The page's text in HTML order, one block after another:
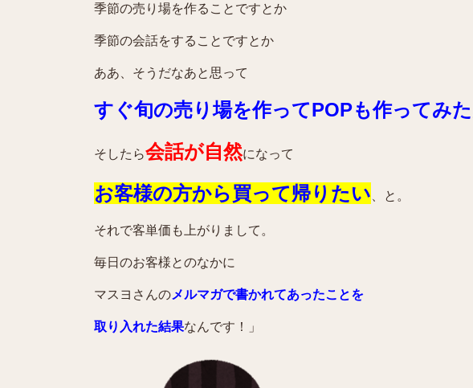
季節の売り場を作ることですとか
季節の会話をすることですとか
ああ、そうだなあと思って
すぐ旬の売り場を作ってPOPも作ってみた
そしたら会話が自然になって
お客様の方から買って帰りたい 、と。
それで客単価も上がりまして。
毎日のお客様とのなかに
マスヨさんのメルマガで書かれてあったことを
取り入れた結果なんです！」